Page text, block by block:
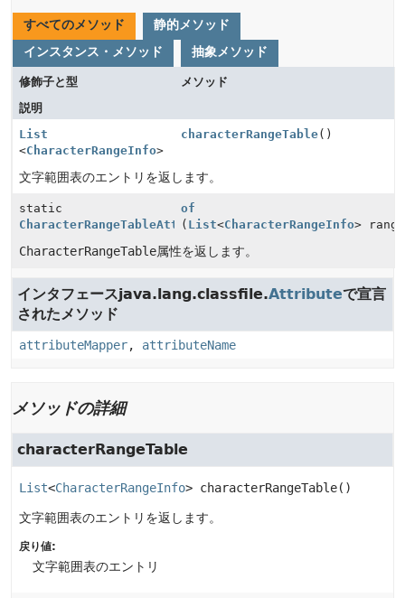
すべてのメソッド
静的メソッド
インスタンス・メソッド
抽象メソッド
修飾子と型
メソッド
説明
List
<CharacterRangeInfo>
characterRangeTable()
文字範囲表のエントリを返します。
static
CharacterRangeTableAttribute
of
( List<CharacterRangeInfo>
CharacterRangeTable属性を返します。
インタフェースjava.lang.classfile.Attributeで宣言
されたメソッド
attributeMapper, attributeName
メソッドの詳細
characterRangeTable
List<CharacterRangeInfo> characterRangeTable()
文字範囲表のエントリを返します。
戻り値:
文字範囲表のエントリ